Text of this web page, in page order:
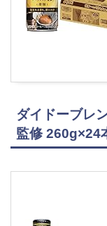
ダイドーブレ
監修 260g×24